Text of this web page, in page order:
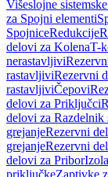
Višeslojne
za Spojni elementi
SpojniceRedukcije
delovi za KolenaT-
nerastavljivi
rastavljiviRezervni
rastavljiviČepovi
delovi za Priključci
delovi za
grejanjeRezervni
grejanjeRezervni
delovi za Pribor
priključkeZaptivke